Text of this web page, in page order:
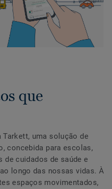
que
Tarkett, uma solução de
concebida para escolas,
cuidados de saúde e
longo das nossas vidas. À
espaços movimentados,